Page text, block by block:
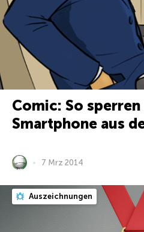
Comic: So sperren
Smartphone aus
7 Mrz 2014
Auszeichnungen